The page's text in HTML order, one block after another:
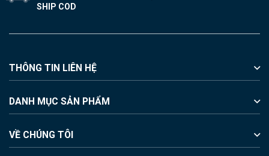
SHIP COD
THÔNG TIN LIÊN HỆ
DANH MỤC SẢN PHẨM
VỀ CHÚNG TÔI